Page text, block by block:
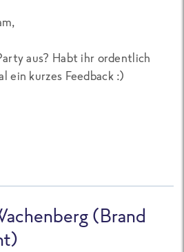
aus? Habt ihr ordentlich
ein kurzes Feedback :)
(Brand